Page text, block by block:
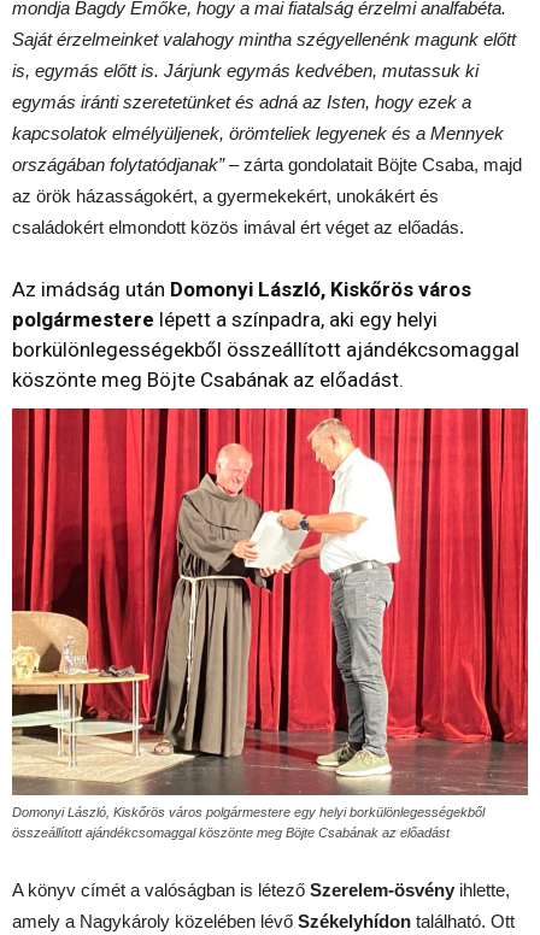
mondja Bagdy Emőke, hogy a mai fiatalság érzelmi analfabéta.
Saját érzelmeinket valahogy mintha szégyellenénk magunk előtt
is, egymás előtt is. Járjunk egymás kedvében, mutassuk ki
egymás iránti szeretetünket és adná az Isten, hogy ezek a
kapcsolatok elmélyüljenek, örömteliek legyenek és a Mennyek
országában folytatódjanak”– zárta gondolatait Böjte Csaba, majd
az örök házasságokért, a gyermekekért, unokákért és
családokért elmondott közös imával ért véget az előadás.
Az imádság után Domonyi László, Kiskőrös város
polgármestere lépett a színpadra, aki egy helyi
borkülönlegességekből összeállított ajándékcsomaggal
köszönte meg Böjte Csabának az előadást.
Domonyi László, Kiskőrös város polgármestere egy helyi borkülönlegességekből
összeállított ajándékcsomaggal köszönte meg Böjte Csabának az előadást
A könyv címét a valóságban is létező Szerelem-ösvény ihlette,
amely a Nagykároly közelében lévő Székelyhídon található. Ott